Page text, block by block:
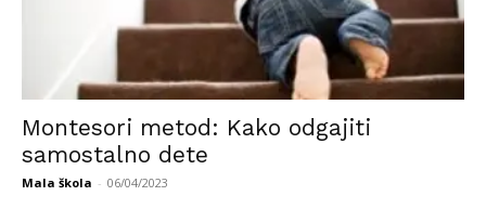
Montesori metod: Kako odgajiti
samostalno dete
Mala škola - 06/04/2023